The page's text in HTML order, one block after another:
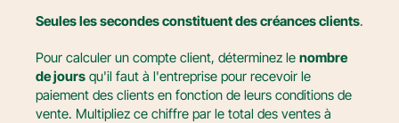
Seules les secondes constituent des créances clients.
Pour calculer un compte client, déterminez le nombre
de jours qu'il faut à l'entreprise pour recevoir le
paiement des clients en fonction de leurs conditions de
vente. Multipliez ce chiffre par le total des ventes à